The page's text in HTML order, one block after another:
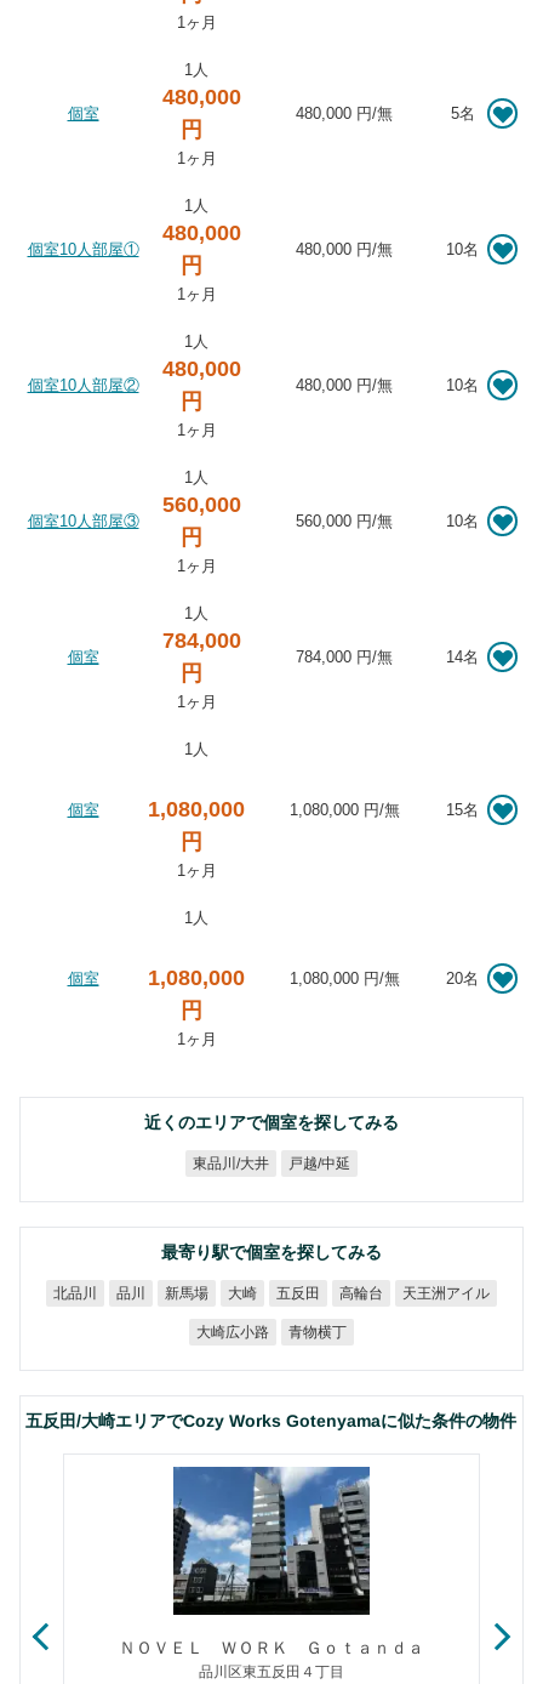
1ヶ月
個室
1人
480,000
円
1ヶ月
480,000 円/無 5名
個室10人部屋①
1人
480,000
円
1ヶ月
480,000 円/無 10名
個室10人部屋②
1人
480,000
円
1ヶ月
480,000 円/無 10名
個室10人部屋③
1人
560,000
円
1ヶ月
560,000 円/無 10名
個室
1人
784,000
円
1ヶ月
784,000 円/無 14名
個室
1人
1,080,000
円
1ヶ月
1,080,000 円/無 15名
個室
1人
1,080,000
円
1ヶ月
1,080,000 円/無 20名
近くのエリアで個室を探してみる
東品川/大井 戸越/中延
最寄り駅で個室を探してみる
北品川 品川 新馬場 大崎 五反田 高輪台 天王洲アイル
大崎広小路 青物横丁
五反田/大崎エリアでCozy Works Gotenyamaに似た条件の物件
ＮＯＶＥＬ ＷＯＲＫ Ｇｏｔａｎｄａ
品川区東五反田４丁目